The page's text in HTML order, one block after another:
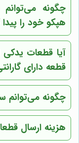
چگونه
هپکو خود را
آیا قطعات
قطعه دارای
چگونه می‌توانم
هزینه ارسال